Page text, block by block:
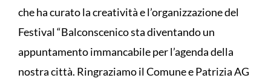
che ha curato la creatività e l’organizzazione del
Festival “Balconscenico sta diventando un
appuntamento immancabile per l’agenda della
nostra città. Ringraziamo il Comune e Patrizia AG